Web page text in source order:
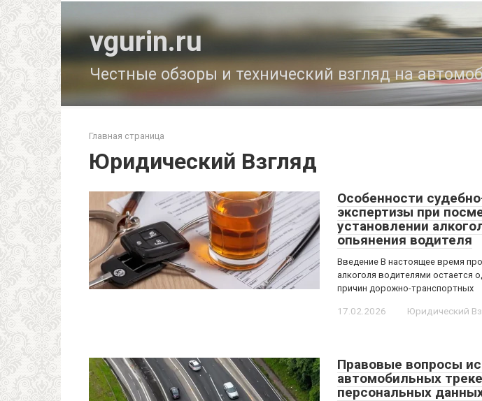
vgurin.ru
Честные обзоры и технический взгляд на
Главная страница
Юридический Взгляд
Особенности
экспертизы при
установлении
опьянения водителя
Введение В настоящее время
алкоголя водителями остается
причин дорожно-транспортных
17.02.2026 Юридический
Правовые вопросы
автомобильных
персональных